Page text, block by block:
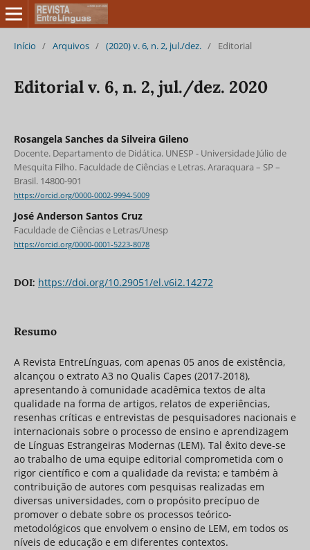
Início / Arquivos / (2020) v. 6, n. 2, jul./dez. / Editorial
Editorial v. 6, n. 2, jul./dez. 2020
Rosangela Sanches da Silveira Gileno
Docente. Departamento de Didática. UNESP - Universidade Júlio de
Mesquita Filho. Faculdade de Ciências e Letras. Araraquara – SP –
Brasil. 14800-901
https://orcid.org/0000-0002-9994-5009
José Anderson Santos Cruz
Faculdade de Ciências e Letras/Unesp
https://orcid.org/0000-0001-5223-8078
DOI: https://doi.org/10.29051/el.v6i2.14272
Resumo
A Revista EntreLínguas, com apenas 05 anos de existência,
alcançou o extrato A3 no Qualis Capes (2017-2018),
apresentando à comunidade acadêmica textos de alta
qualidade na forma de artigos, relatos de experiências,
resenhas críticas e entrevistas de pesquisadores nacionais e
internacionais sobre o processo de ensino e aprendizagem
de Línguas Estrangeiras Modernas (LEM). Tal êxito deve-se
ao trabalho de uma equipe editorial comprometida com o
rigor científico e com a qualidade da revista; e também à
contribuição de autores com pesquisas realizadas em
diversas universidades, com o propósito precípuo de
promover o debate sobre os processos teórico-
metodológicos que envolvem o ensino de LEM, em todos os
níveis de educação e em diferentes contextos.